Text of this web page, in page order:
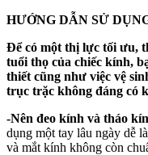
HƯỚNG DẪN SỬ
Để có một thị lực tối ưu,
tuổi thọ của chiếc kính,
thiết cũng như việc vệ
trục trặc không đáng có
-Nên đeo kính và tháo
dụng một tay lâu ngày dễ
và mắt kính không còn